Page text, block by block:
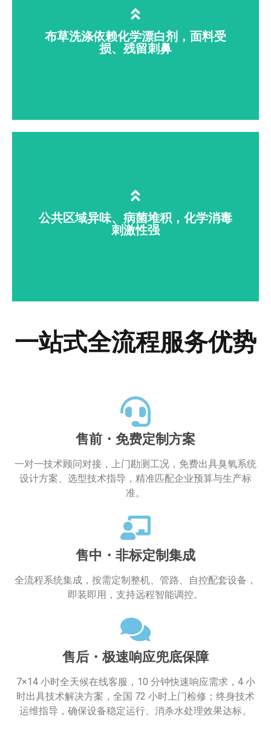
产生耐药性，增加养殖种植成本。臭氧水
消杀水体病菌，减少药剂投入，实现绿色
种养。
布草洗涤依赖化学漂白剂，面料受
损、残留刺鼻
消毒水，不仅残留刺激性化学物质，还会
腐蚀纤维、缩短布草使用寿命。臭氧水替
代传统化学洗涤药剂，杀菌除臭同时保护
面料，无残留异味。
公共区域异味、病菌堆积，化学消毒
刺激性强
公厕、垃圾中转站等公共场景物体表面病
氧水消杀除臭一步到位，无刺激、无二次
化学残留。
一站式全流程服务优势
售前・免费定制方案
一对一技术顾问对接，上门勘测工况，免费出具臭氧系统
设计方案、选型技术指导，精准匹配企业预算与生产标
准。
售中・非标定制集成
全流程系统集成，按需定制整机、管路、自控配套设备，
即装即用，支持远程智能调控。
售后・极速响应兜底保障
7×14 小时全天候在线客服，10 分钟快速响应需求，4 小
时出具技术解决方案，全国 72 小时上门检修；终身技术
运维指导，确保设备稳定运行、消杀水处理效果达标。